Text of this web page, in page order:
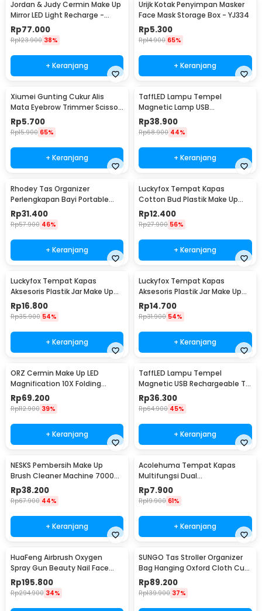
Jordan & Judy Cermin Make Up
Mirror LED Light Recharge -
NV026
Rp77.000
Rp123.900 38%
+ Keranjang
Urijk Kotak Penyimpan Masker
Face Mask Storage Box - YJ334
Rp5.300
Rp14.900 65%
+ Keranjang
Xiumei Gunting Cukur Alis
Mata Eyebrow Trimmer Scissor
Comb - XIU1
Rp5.700
Rp15.900 65%
+ Keranjang
TaffLED Lampu Tempel
Magnetic Lamp USB
Rechargeable 3in1 1200mAh 5V
3W - SK-CT30C
Rp38.900
Rp68.900 44%
+ Keranjang
Rhodey Tas Organizer
Perlengkapan Bayi Portable
Baby Diaper Caddy Bag -
SS320
Rp31.400
Rp57.900 46%
+ Keranjang
Luckyfox Tempat Kapas
Cotton Bud Plastik Make Up
Organizer - LF92
Rp12.400
Rp27.900 56%
+ Keranjang
Luckyfox Tempat Kapas
Aksesoris Plastik Jar Make Up
Organizer 18x6.5cm - LF3U
Rp16.800
Rp35.900 54%
+ Keranjang
Luckyfox Tempat Kapas
Aksesoris Plastik Jar Make Up
Organizer 9.2x7cm - LF3U
Rp14.700
Rp31.900 54%
+ Keranjang
ORZ Cermin Make Up LED
Magnification 10X Folding
Suction Cup - CY021
Rp69.200
Rp112.900 39%
+ Keranjang
TaffLED Lampu Tempel
Magnetic USB Rechargeable Tri
Color 1200mAh 3W - Q3W
Rp36.300
Rp64.900 45%
+ Keranjang
NESKS Pembersih Make Up
Brush Cleaner Machine 7000
RPM 5V 8W - HZ-001
Rp38.200
Rp67.900 44%
+ Keranjang
Acolehuma Tempat Kapas
Multifungsi Dual
Compartment Make Up
Storage - AH097
Rp7.900
Rp19.900 61%
+ Keranjang
HuaFeng Airbrush Oxygen
Spray Gun Beauty Nail Face
Makeup 160kPa - SK-811
Rp195.800
Rp294.900 34%
SUNGO Tas Stroller Organizer
Bag Hanging Oxford Cloth Cup
Holder - S33
Rp89.200
Rp139.900 37%